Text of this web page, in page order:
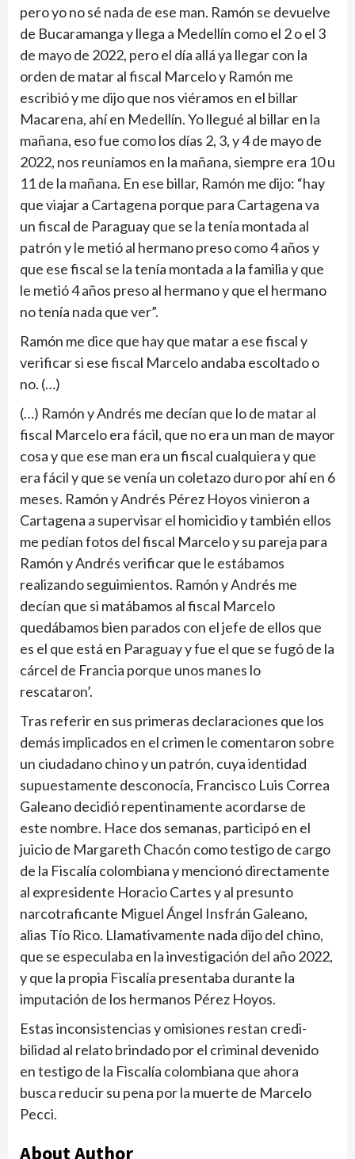
pero yo no sé nada de ese man. Ramón se devuelve
de Bucara­manga y llega a Medellín como el 2 o el 3
de mayo de 2022, pero el día allá ya lle­gar con la
orden de matar al fiscal Marcelo y Ramón me
escribió y me dijo que nos viéramos en el billar
Macarena, ahí en Mede­llín. Yo llegué al billar en la
mañana, eso fue como los días 2, 3, y 4 de mayo de
2022, nos reuníamos en la mañana, siempre era 10 u
11 de la mañana. En ese billar, Ramón me dijo: “hay
que viajar a Cartagena por­que para Cartagena va
un fiscal de Paraguay que se la tenía montada al
patrón y le metió al hermano preso como 4 años y
que ese fis­cal se la tenía montada a la familia y que
le metió 4 años preso al hermano y que el hermano
no tenía nada que ver”.
Ramón me dice que hay que matar a ese fiscal y
verifi­car si ese fiscal Marcelo andaba escoltado o
no. (…)
(…) Ramón y Andrés me decían que lo de matar al
fis­cal Marcelo era fácil, que no era un man de mayor
cosa y que ese man era un fiscal cualquiera y que
era fácil y que se venía un coletazo duro por ahí en 6
meses. Ramón y Andrés Pérez Hoyos vinieron a
Cartagena a supervisar el homicidio y también ellos
me pedían fotos del fiscal Marcelo y su pareja para
Ramón y Andrés verificar que le estábamos
realizando seguimientos. Ramón y Andrés me
decían que si matábamos al fiscal Marcelo
quedábamos bien parados con el jefe de ellos que
es el que está en Para­guay y fue el que se fugó de la
cárcel de Francia porque unos manes lo
rescataron’.
Tras referir en sus pri­meras declaraciones que los
demás implicados en el crimen le comentaron sobre
un ciudadano chino y un patrón, cuya identi­dad
supuestamente des­conocía, Francisco Luis Correa
Galeano decidió repentinamente acordarse de
este nombre. Hace dos semanas, participó en el
juicio de Margareth Cha­cón como testigo de cargo
de la Fiscalía colombiana y mencionó directamente
al expresidente Horacio Car­tes y al presunto
narcotra­ficante Miguel Ángel Ins­frán Galeano,
alias Tío Rico. Llamativamente nada dijo del chino,
que se especulaba en la investigación del año 2022,
y que la propia Fis­calía presentaba durante la
imputación de los hermanos Pérez Hoyos.
Estas inconsistencias y omisiones restan credi­
bilidad al relato brindado por el criminal devenido
en testigo de la Fiscalía colom­biana que ahora
busca redu­cir su pena por la muerte de Marcelo
Pecci.
About Author